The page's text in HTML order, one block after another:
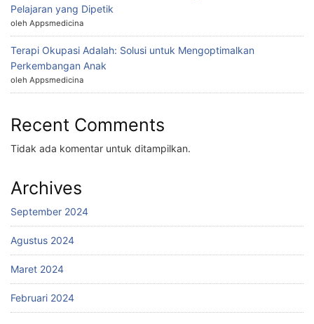
Pelajaran yang Dipetik
oleh Appsmedicina
Terapi Okupasi Adalah: Solusi untuk Mengoptimalkan
Perkembangan Anak
oleh Appsmedicina
Recent Comments
Tidak ada komentar untuk ditampilkan.
Archives
September 2024
Agustus 2024
Maret 2024
Februari 2024